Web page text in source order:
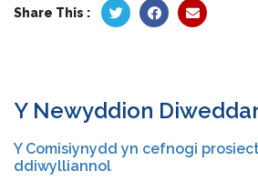
Share This :
Y Newyddion
Y Comisiynydd yn cefnogi
ddiwylliannol